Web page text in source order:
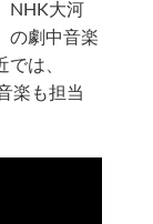
NHK大河
の劇中音楽
は、
楽も担当